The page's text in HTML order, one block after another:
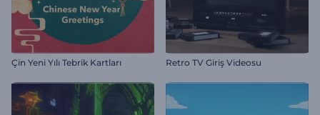
Çin Yeni Yılı Tebrik Kartları Retro TV Giriş Videosu